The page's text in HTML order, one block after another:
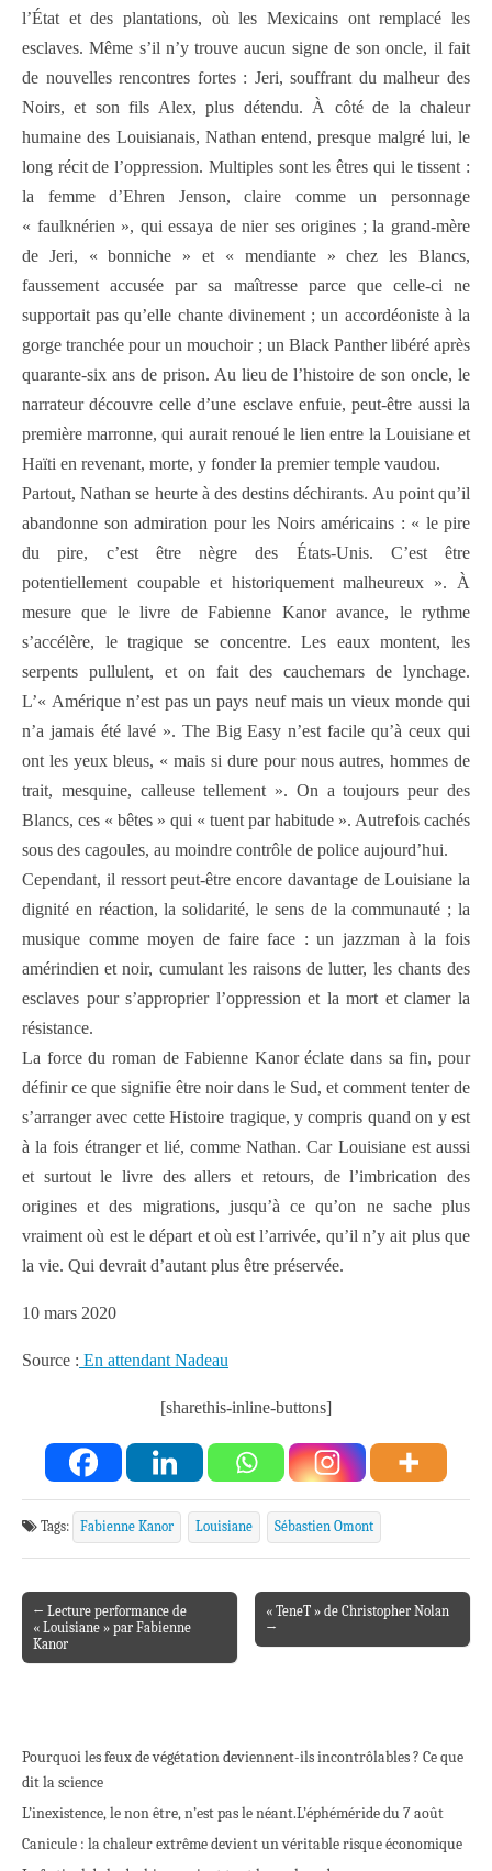
l’État et des plantations, où les Mexicains ont remplacé les
esclaves. Même s’il n’y trouve aucun signe de son oncle, il fait
de nouvelles rencontres fortes : Jeri, souffrant du malheur des
Noirs, et son fils Alex, plus détendu. À côté de la chaleur
humaine des Louisianais, Nathan entend, presque malgré lui, le
long récit de l’oppression. Multiples sont les êtres qui le tissent :
la femme d’Ehren Jenson, claire comme un personnage
« faulknérien », qui essaya de nier ses origines ; la grand-mère
de Jeri, « bonniche » et « mendiante » chez les Blancs,
faussement accusée par sa maîtresse parce que celle-ci ne
supportait pas qu’elle chante divinement ; un accordéoniste à la
gorge tranchée pour un mouchoir ; un Black Panther libéré après
quarante-six ans de prison. Au lieu de l’histoire de son oncle, le
narrateur découvre celle d’une esclave enfuie, peut-être aussi la
première marronne, qui aurait renoué le lien entre la Louisiane et
Haïti en revenant, morte, y fonder la premier temple vaudou.
Partout, Nathan se heurte à des destins déchirants. Au point qu’il
abandonne son admiration pour les Noirs américains : « le pire
du pire, c’est être nègre des États-Unis. C’est être
potentiellement coupable et historiquement malheureux ». À
mesure que le livre de Fabienne Kanor avance, le rythme
s’accélère, le tragique se concentre. Les eaux montent, les
serpents pullulent, et on fait des cauchemars de lynchage.
L’« Amérique n’est pas un pays neuf mais un vieux monde qui
n’a jamais été lavé ». The Big Easy n’est facile qu’à ceux qui
ont les yeux bleus, « mais si dure pour nous autres, hommes de
trait, mesquine, calleuse tellement ». On a toujours peur des
Blancs, ces « bêtes » qui « tuent par habitude ». Autrefois cachés
sous des cagoules, au moindre contrôle de police aujourd’hui.
Cependant, il ressort peut-être encore davantage de Louisiane la
dignité en réaction, la solidarité, le sens de la communauté ; la
musique comme moyen de faire face : un jazzman à la fois
amérindien et noir, cumulant les raisons de lutter, les chants des
esclaves pour s’approprier l’oppression et la mort et clamer la
résistance.
La force du roman de Fabienne Kanor éclate dans sa fin, pour
définir ce que signifie être noir dans le Sud, et comment tenter de
s’arranger avec cette Histoire tragique, y compris quand on y est
à la fois étranger et lié, comme Nathan. Car Louisiane est aussi
et surtout le livre des allers et retours, de l’imbrication des
origines et des migrations, jusqu’à ce qu’on ne sache plus
vraiment où est le départ et où est l’arrivée, qu’il n’y ait plus que
la vie. Qui devrait d’autant plus être préservée.
10 mars 2020
Source : En attendant Nadeau
[sharethis-inline-buttons]
Tags: Fabienne Kanor Louisiane Sébastien Omont
Post navigation
← Lecture performance de
« Louisiane » par Fabienne
Kanor
« TeneT » de Christopher Nolan
→
Pourquoi les feux de végétation deviennent-ils incontrôlables ? Ce que
dit la science
L’inexistence, le non être, n’est pas le néant.L’éphéméride du 7 août
Canicule : la chaleur extrême devient un véritable risque économique